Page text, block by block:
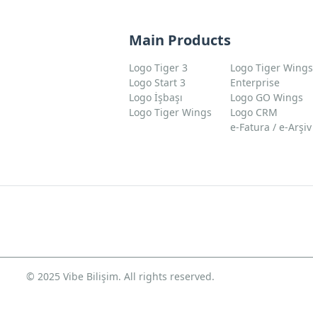
Main Products
Logo Tiger 3
Logo Start 3
Logo İşbaşı
Logo Tiger Wings
Logo Tiger Wings
Enterprise
Logo GO Wings
Logo CRM
e-Fatura / e-Arşiv
© 2025 Vibe Bilişim. All rights reserved.